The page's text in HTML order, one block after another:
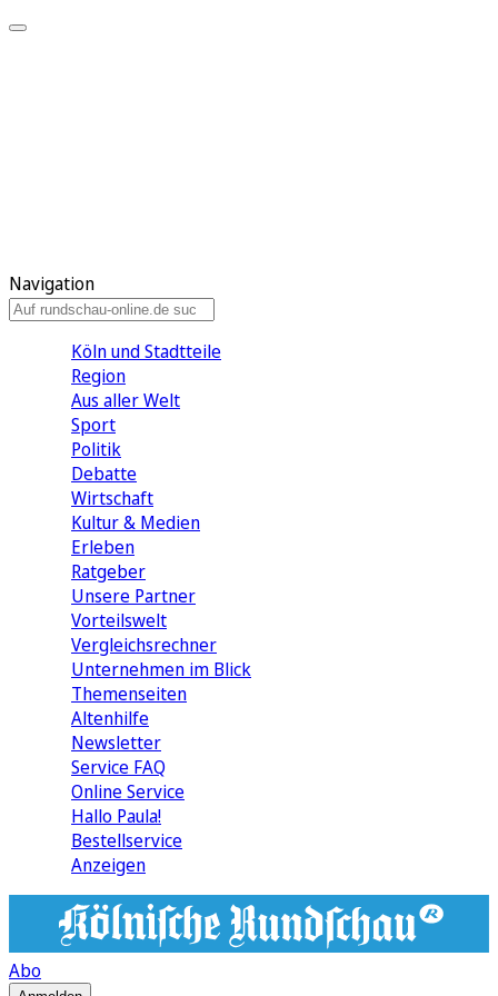
Navigation
Köln und Stadtteile
Region
Aus aller Welt
Sport
Politik
Debatte
Wirtschaft
Kultur & Medien
Erleben
Ratgeber
Unsere Partner
Vorteilswelt
Vergleichsrechner
Unternehmen im Blick
Themenseiten
Altenhilfe
Newsletter
Service FAQ
Online Service
Hallo Paula!
Bestellservice
Anzeigen
Abo